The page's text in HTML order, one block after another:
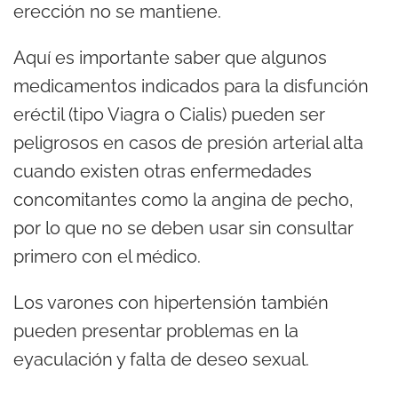
erección no se mantiene.
Aquí es importante saber que algunos
medicamentos indicados para la disfunción
eréctil (tipo Viagra o Cialis) pueden ser
peligrosos en casos de presión arterial alta
cuando existen otras enfermedades
concomitantes como la angina de pecho,
por lo que no se deben usar sin consultar
primero con el médico.
Los varones con hipertensión también
pueden presentar problemas en la
eyaculación y falta de deseo sexual.